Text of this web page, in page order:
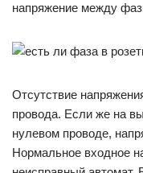
напряжение между
Отсутствие
провода. Если же на
нулевом проводе,
Нормальное входное